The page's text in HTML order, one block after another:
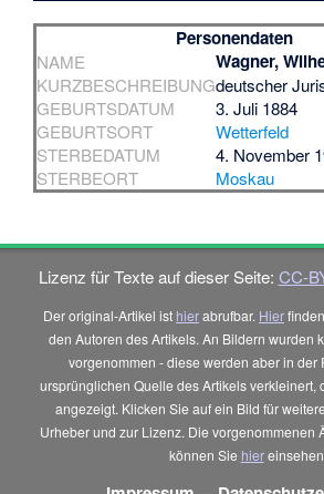
Personendaten
NAME Wagner,
KURZBESCHREIBUNGdeutscher
GEBURTSDATUM
3. Juli 1884
GEBURTSORT
Wetterfeld
STERBEDATUM
4. November
STERBEORT
Moskau
Lizenz für Texte auf dieser Seite: CC-
Der original-Artikel ist hierabrufbar. Hier
den Autoren des Artikels. An Bildern wurden
vorgenommen - diese werden aber in der
ursprünglichen Quelle des Artikels verkleinert,
angezeigt. Klicken Sie auf ein Bild für
Urheber und zur Lizenz. Die vorgenommenen
können Sie hier